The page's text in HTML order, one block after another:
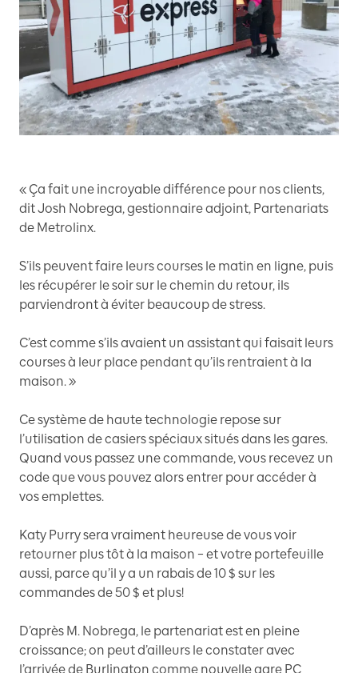
« Ça fait une incroyable différence pour nos clients,
dit Josh Nobrega, gestionnaire adjoint, Partenariats
de Metrolinx.
S’ils peuvent faire leurs courses le matin en ligne, puis
les récupérer le soir sur le chemin du retour, ils
parviendront à éviter beaucoup de stress.
C’est comme s’ils avaient un assistant qui faisait leurs
courses à leur place pendant qu’ils rentraient à la
maison. »
Ce système de haute technologie repose sur
l’utilisation de casiers spéciaux situés dans les gares.
Quand vous passez une commande, vous recevez un
code que vous pouvez alors entrer pour accéder à
vos emplettes.
Katy Purry sera vraiment heureuse de vous voir
retourner plus tôt à la maison – et votre portefeuille
aussi, parce qu’il y a un rabais de 10 $ sur les
commandes de 50 $ et plus!
D’après M. Nobrega, le partenariat est en pleine
croissance; on peut d’ailleurs le constater avec
l’arrivée de Burlington comme nouvelle gare PC